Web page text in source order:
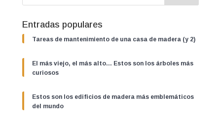
Entradas populares
Tareas de mantenimiento de una casa de madera (y 2)
El más viejo, el más alto… Estos son los árboles más
curiosos
Estos son los edificios de madera más emblemáticos
del mundo